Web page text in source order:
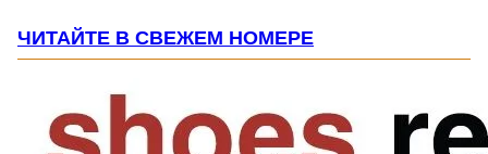
ЧИТАЙТЕ В СВЕЖЕМ НОМЕРЕ